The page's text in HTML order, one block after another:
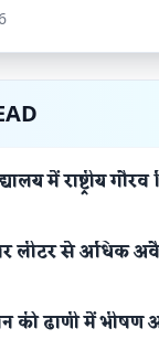
में राष्ट्रीय
लीटर से अधिक
की ढाणी में